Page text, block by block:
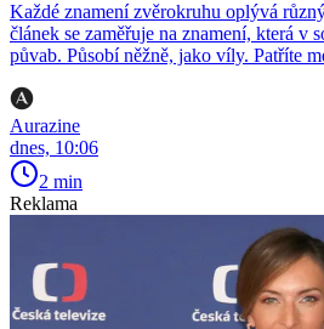
Každé znamení zvěrokruhu oplývá
článek se zaměřuje na znamení, která v
půvab. Působí něžně, jako víly. Patříte
Aurazine
dnes, 10:06
2 min
Reklama